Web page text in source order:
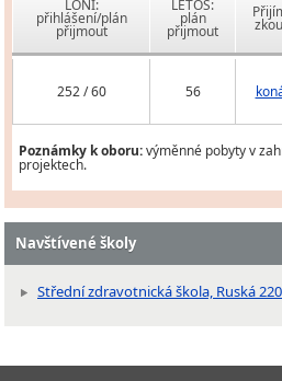
LONI:
přihlášení/plán
přijmout
LETOS:
plán
přijmout
252 / 60 56
Poznámky k oboru:výměnné pobyty v
projektech.
Navštívené školy
Střední zdravotnická škola, Ruská